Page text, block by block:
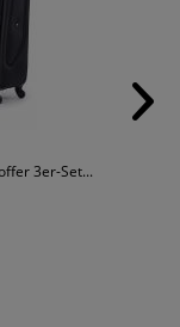
3er-Set...